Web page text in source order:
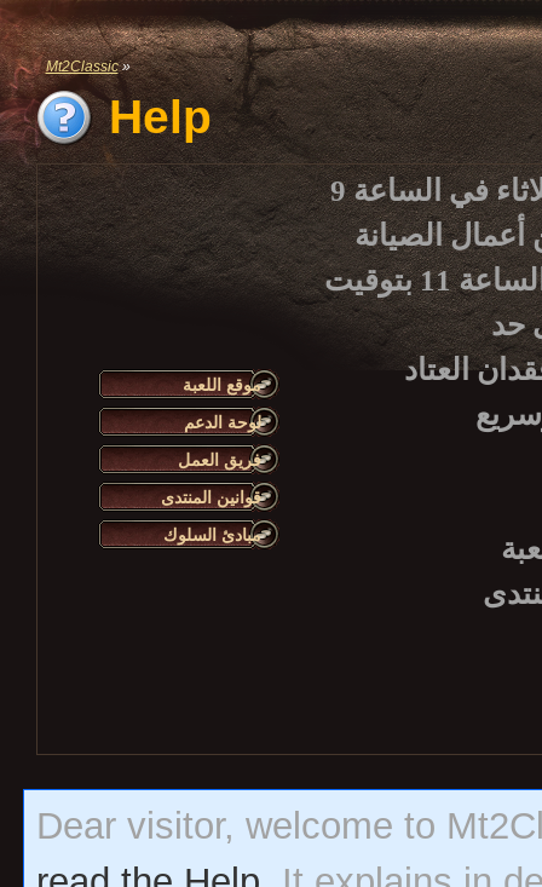
Mt2Classic»
Help
موقع اللعبة
لوحة الدعم
فريق العمل
قوانين المنتدى
مبادئ السلوك
يرجى الانتباه أن أعمال صيانة الخادم الأسبوعية تبدأ كل ثلاثاء في الساعة 9
من أعمال الصيانة
سيكون الخادم متوفراً للاستعمال من جديد، وذلك حوالي الساعة 11 بتوقيت
العتاد
Dear visitor, welcome to